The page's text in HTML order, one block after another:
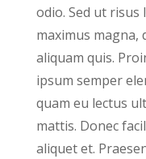
odio. Sed ut
maximus magna,
aliquam quis.
ipsum semper
quam eu lectus
mattis. Donec
aliquet et.